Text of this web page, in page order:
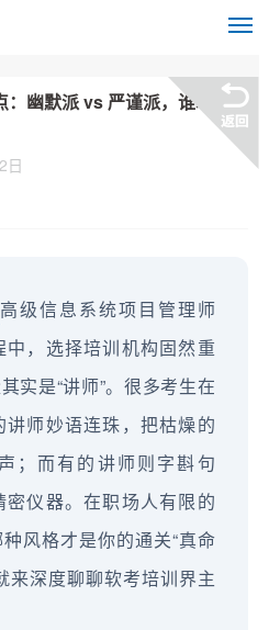
：幽默派 vs 严谨派，谁才是你
日
高级信息系统项目管理师
中，选择培训机构固然重
实是“讲师”。很多考生在
师妙语连珠，把枯燥的
；而有的讲师则字斟句
仪器。在职场人有限的
风格才是你的通关“真命
来深度聊聊软考培训界主